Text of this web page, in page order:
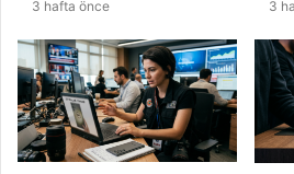
3 hafta önce 3